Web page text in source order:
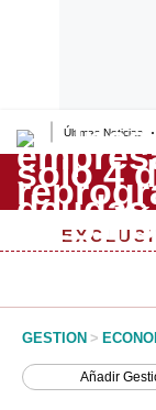
Últimas Noticias
Lo último
Peru Quiosco
Management &
GESTION >
Añadir